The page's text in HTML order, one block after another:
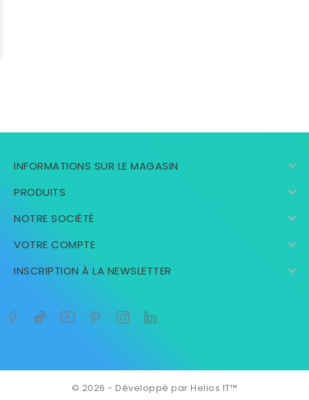
INFORMATIONS SUR LE MAGASIN 
PRODUITS 
NOTRE SOCIÉTÉ 
VOTRE COMPTE 
INSCRIPTION À LA NEWSLETTER 
© 2026 - Développé par Helios IT™